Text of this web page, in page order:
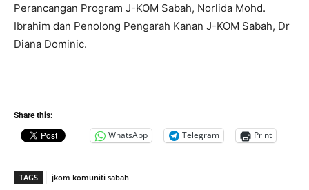
Perancangan Program J-KOM Sabah, Norlida Mohd.
Ibrahim dan Penolong Pengarah Kanan J-KOM Sabah, Dr
Diana Dominic.
Share this:
WhatsApp Telegram Print
TAGS jkom komuniti sabah